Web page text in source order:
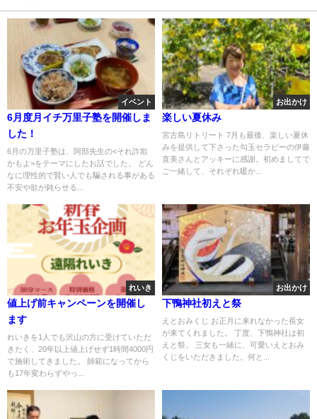
イベント
6月度月イチ万里子塾を開催しま
した！
6月の万里子塾は、阿部先生の<それ詐欺
かもよ>をテーマにしたお話でした。 どん
なに理性的で賢い人でも騙される事がある
不安や欲が鈍らせる...
お出かけ
楽しい夏休み
宮古島リトリート 7月も最後、楽しい夏休
みを提供して下さった勾玉セラピーの伊藤
直美さんとアッキーに感謝。初めましてで
ご一緒して、それぞれ暖か...
れいき
値上げ前キャンペーンを開催し
ます
れいきを1人でも沢山の方に受けていただ
きたく、20年以上値上げせず1時間4000円
で施術してきました。 師範になってから
も17年変わらずやっ...
お出かけ
下鴨神社初えと祭
えとおみくじ お正月に来れなかった長女
が来てくれました。 丁度、下鴨神社は初
えと祭。 三女も一緒に、可愛いえとおみ
くじをいただきました。何と...